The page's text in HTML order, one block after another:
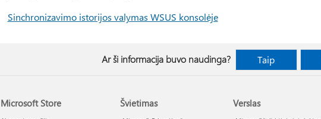
Sinchronizavimo istorijos valymas WSUS konsolėje
Ar ši informacija buvo naudinga? Taip
Microsoft Store Švietimas Verslas